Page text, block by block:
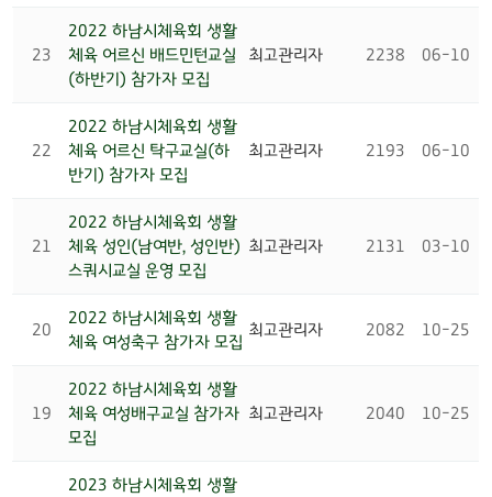
23
2022 하남시체육회 생활
체육 어르신 배드민턴교실
(하반기) 참가자 모집
최고관리자 2238 06-10
22
2022 하남시체육회 생활
체육 어르신 탁구교실(하
반기) 참가자 모집
최고관리자 2193 06-10
21
2022 하남시체육회 생활
체육 성인(남여반, 성인반)
스쿼시교실 운영 모집
최고관리자 2131 03-10
20
2022 하남시체육회 생활
체육 여성축구 참가자 모집
최고관리자 2082 10-25
19
2022 하남시체육회 생활
체육 여성배구교실 참가자
모집
최고관리자 2040 10-25
2023 하남시체육회 생활